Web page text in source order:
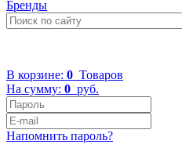
Бренды
В корзине: 0 Товаров
На сумму: 0 руб.
Напомнить пароль?